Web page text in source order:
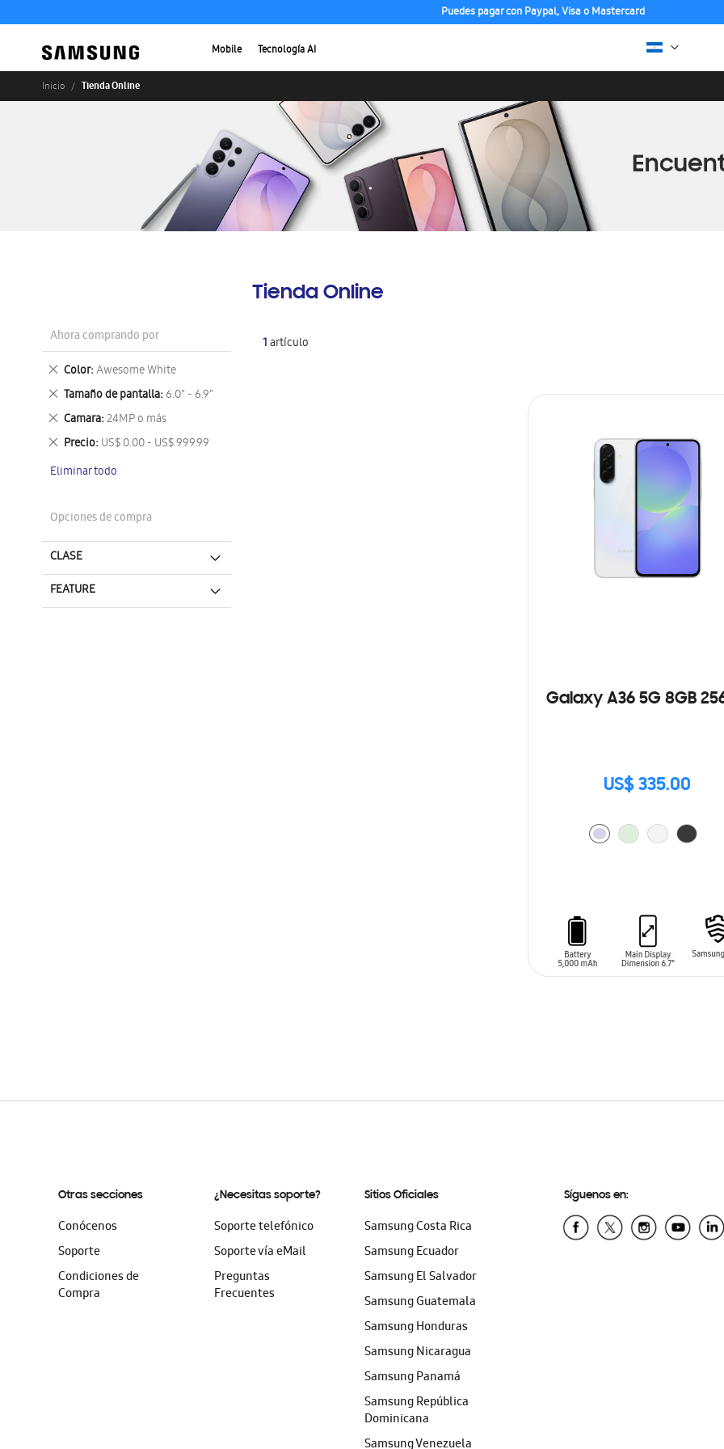
Puedes pagar con Paypal, Visa o Mastercard
Mobile Tecnología AI
Inicio Tienda Online
Tienda Online
1artículo
Galaxy A36 5G 8GB
US$ 335.00
Ahora comprando por
Color Awesome White
Eliminar
este
artículo
Tamaño de pantalla 6.0" - 6.9"
Eliminar
este
artículo
Camara 24MP o más
Eliminar
este
artículo
Precio US$ 0.00 - US$ 999.99
Eliminar
artículo
Eliminar todo
Opciones de compra
CLASE
FEATURE
Otras secciones
Conócenos
Soporte
Condiciones de
Compra
¿Necesitas soporte?
Soporte telefónico
Soporte vía eMail
Preguntas
Frecuentes
Sitios Oficiales
Samsung Costa Rica
Samsung Ecuador
Samsung El Salvador
Samsung Guatemala
Samsung Honduras
Samsung Nicaragua
Samsung Panamá
Samsung República
Dominicana
Samsung Venezuela
Síguenos en: